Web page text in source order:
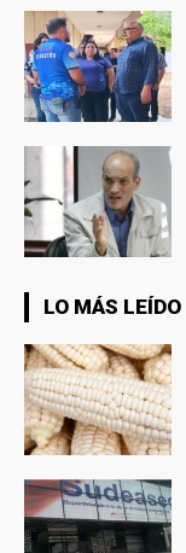
LO MÁS LEÍDO